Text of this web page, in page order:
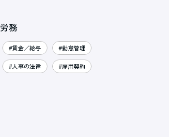
労務
#賃金／給与 #勤怠管理
#人事の法律 #雇用契約